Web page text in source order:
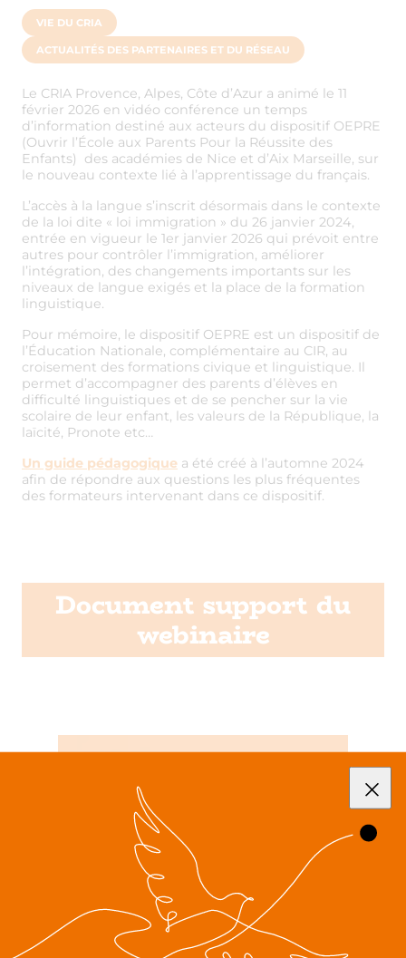
VIE DU CRIA
ACTUALITÉS DES PARTENAIRES ET DU RÉSEAU
Le CRIA Provence, Alpes, Côte d’Azur a animé le 11
février 2026 en vidéo conférence un temps
d’information destiné aux acteurs du dispositif OEPRE
(Ouvrir l’École aux Parents Pour la Réussite des
Enfants) des académies de Nice et d’Aix Marseille, sur
le nouveau contexte lié à l’apprentissage du français.
L’accès à la langue s’inscrit désormais dans le contexte
de la loi dite « loi immigration » du 26 janvier 2024,
entrée en vigueur le 1er janvier 2026 qui prévoit entre
autres pour contrôler l’immigration, améliorer
l’intégration, des changements importants sur les
niveaux de langue exigés et la place de la formation
linguistique.
Pour mémoire, le dispositif OEPRE est un dispositif de
l’Éducation Nationale, complémentaire au CIR, au
croisement des formations civique et linguistique. Il
permet d’accompagner des parents d’élèves en
difficulté linguistiques et de se pencher sur la vie
scolaire de leur enfant, les valeurs de la République, la
laïcité, Pronote etc…
Un guide pédagogique a été créé à l’automne 2024
afin de répondre aux questions les plus fréquentes
des formateurs intervenant dans ce dispositif.
Document support du
webinaire
Support du webinaire